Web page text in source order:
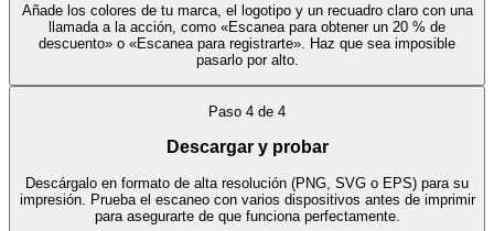
Añade los colores de tu marca, el logotipo y un recuadro claro con una
llamada a la acción, como «Escanea para obtener un 20 % de
descuento» o «Escanea para registrarte». Haz que sea imposible
pasarlo por alto.
Paso 4 de 4
Descargar y probar
Descárgalo en formato de alta resolución (PNG, SVG o EPS) para su
impresión. Prueba el escaneo con varios dispositivos antes de imprimir
para asegurarte de que funciona perfectamente.